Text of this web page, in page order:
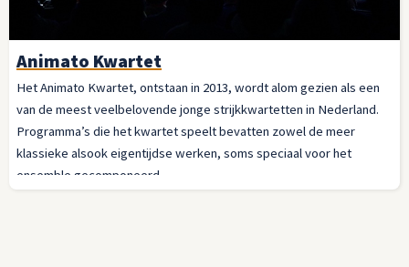
Animato Kwartet
Het Animato Kwartet, ontstaan in 2013, wordt alom gezien als een
van de meest veelbelovende jonge strijkkwartetten in Nederland.
Programma’s die het kwartet speelt bevatten zowel de meer
klassieke alsook eigentijdse werken, soms speciaal voor het
ensemble gecomponeerd.